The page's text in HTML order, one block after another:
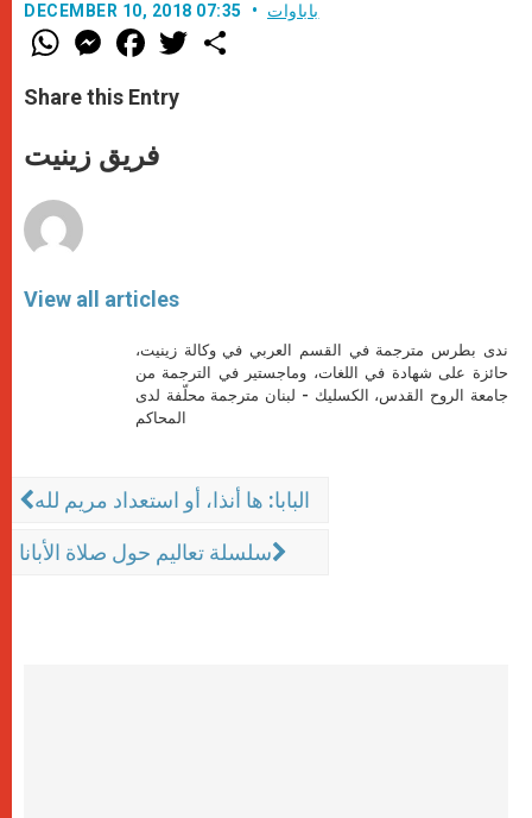
DECEMBER 10, 2018 07:35 باباوات
W
h
t
s
p
p
M
e
s
e
g
e
F
a
e
b
o
k
w
Share this Entry
فريق زينيت
View all articles
ندى بطرس مترجمة في القسم العربي في وكالة زينيت،
حائزة على شهادة في اللغات، وماجستير في الترجمة من
جامعة الروح القدس، الكسليك - لبنان مترجمة محلّفة لدى
المحاكم
البابا: ها أنذا، أو استعداد مريم لله
سلسلة تعاليم حول صلاة الأبانا